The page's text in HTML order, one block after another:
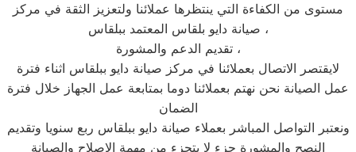
مستوى من الكفاءة التي ينتظرها عملائنا ولتعزيز الثقة في مركز
صيانة دايو بلقاس المعتمد ببلقاس ،
تقديم الدعم والمشورة ،
لايقتصر الاتصال بعملائنا في مركز صيانة دايو ببلقاس اثناء فترة
عمل الصيانة نحن نهتم بعملائنا دوما بمتابعة عمل الجهاز خلال فترة
الضمان
ونعتبر التواصل المباشر بعملاء صيانة دايو ببلقاس ربع سنويا وتقديم
النصح والمشورة جزء لا يتجزء من مهمة الاصلاح والصيانة